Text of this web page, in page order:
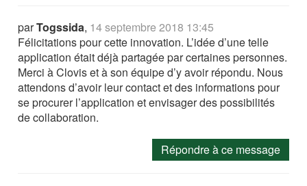
parTogssida, 14 septembre 2018 13:45
Félicitations pour cette innovation. L’idée d’une telle
application était déjà partagée par certaines personnes.
Merci à Clovis et à son équipe d’y avoir répondu. Nous
attendons d’avoir leur contact et des informations pour
se procurer l’application et envisager des possibilités
de collaboration.
Répondre à ce message